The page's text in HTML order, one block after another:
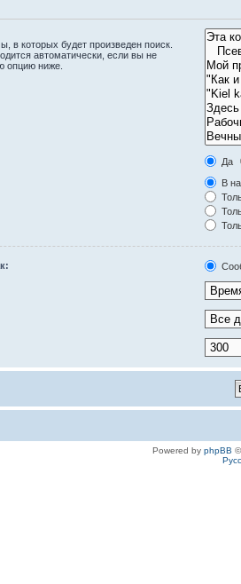
которых будет произведен поиск.
автоматически, если вы не
опцию ниже.
Да
В
Powered by phpBB